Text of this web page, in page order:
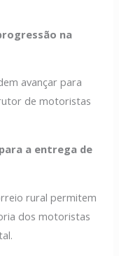
na
avançar para
de motoristas
a entrega de
rural permitem
dos motoristas